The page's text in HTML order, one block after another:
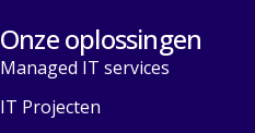
Onze oplossingen
Managed IT services
IT Projecten